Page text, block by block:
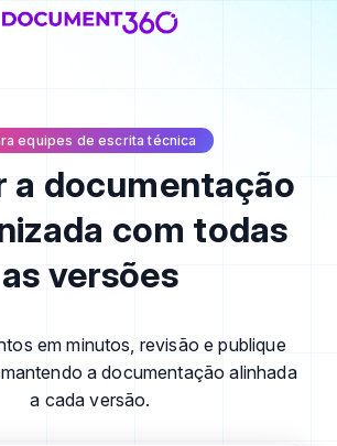
equipes de escrita técnica
a documentação
com todas
as versões
em minutos, revisão e publique
a documentação alinhada
a cada versão.